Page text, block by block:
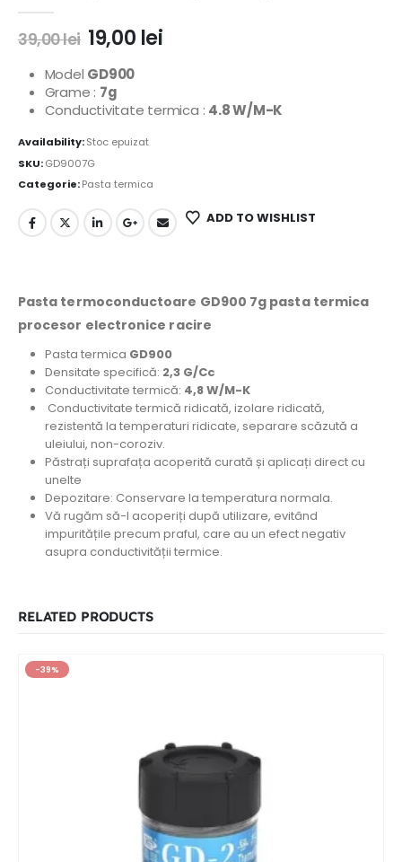
39,00lei 19,00 lei
Model GD900
Grame : 7g
Conductivitate termica : 4.8 W/M-K
Availability:Stoc epuizat
SKU:GD9007G
Categorie:Pasta termica
ADD TO WISHLIST
Pasta termoconductoare GD900 7g pasta termica
procesor electronice racire
Pasta termica GD900
Densitate specifică: 2,3 G/Cc
Conductivitate termică: 4,8 W/M-K
Conductivitate termică ridicată, izolare ridicată,
rezistentă la temperaturi ridicate, separare scăzută a
uleiului, non-coroziv.
Păstrați suprafața acoperită curată și aplicați direct cu
unelte
Depozitare: Conservare la temperatura normala.
Vă rugăm să-l acoperiți după utilizare, evitând
impuritățile precum praful, care au un efect negativ
asupra conductivității termice.
RELATED PRODUCTS
-39%